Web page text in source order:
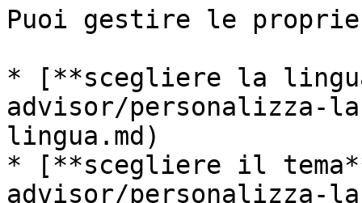
Puoi gestire le proprie
* [**scegliere la
advisor/personalizza-
lingua.md)
* [**scegliere il
advisor/personalizza-